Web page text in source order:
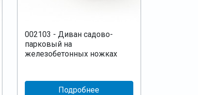
002103 - Диван садово-
парковый на
железобетонных ножках
Подробнее